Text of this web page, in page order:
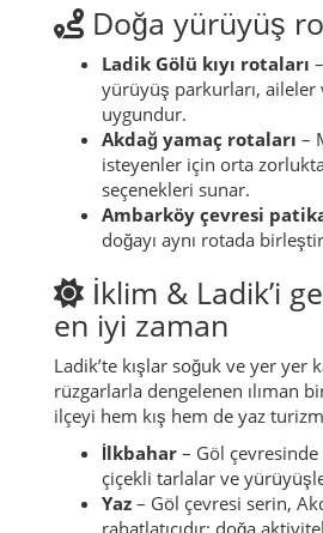
Doğa yürüyüş
Ladik Gölü kıyı rotaları
yürüyüş parkurları, aileler
uygundur.
Akdağ yamaç rotaları –
isteyenler için orta
seçenekleri sunar.
Ambarköy çevresi
doğayı aynı rotada
İklim & Ladik’i
en iyi zaman
Ladik’te kışlar soğuk ve yer yer
rüzgarlarla dengelenen ılıman
ilçeyi hem kış hem de yaz
İlkbahar – Göl
çiçekli tarlalar ve
Yaz – Göl çevresi serin,
rahatlatıcıdır; doğa